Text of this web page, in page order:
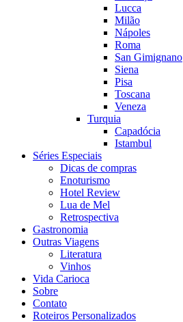
Lucca
Milão
Nápoles
Roma
San Gimignano
Siena
Pisa
Toscana
Veneza
Turquia
Capadócia
Istambul
Séries Especiais
Dicas de compras
Enoturismo
Hotel Review
Lua de Mel
Retrospectiva
Gastronomia
Outras Viagens
Literatura
Vinhos
Vida Carioca
Sobre
Contato
Roteiros Personalizados